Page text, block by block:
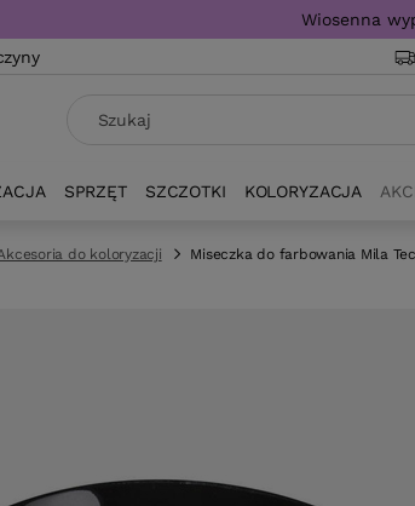
Wiosenna
SPRZĘT SZCZOTKI KOLORYZACJA
do koloryzacji Miseczka do farbowania Mila